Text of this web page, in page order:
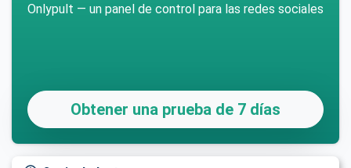
Onlypult — un panel de control para las redes sociales
Obtener una prueba de 7 días